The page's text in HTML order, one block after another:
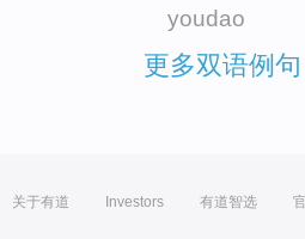
youdao
更多双语例句
关于有道 Investors 有道智选